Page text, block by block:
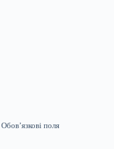
Обов’язкові поля